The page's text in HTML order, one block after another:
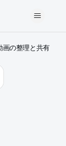
画の整理と共有